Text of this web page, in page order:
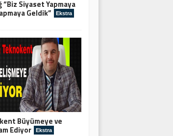
“Biz Siyaset Yapmaya
Geldik” Ekstra
Büyümeye ve
Ediyor Ekstra